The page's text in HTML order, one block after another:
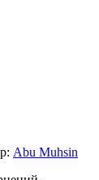
Abu Muhsin